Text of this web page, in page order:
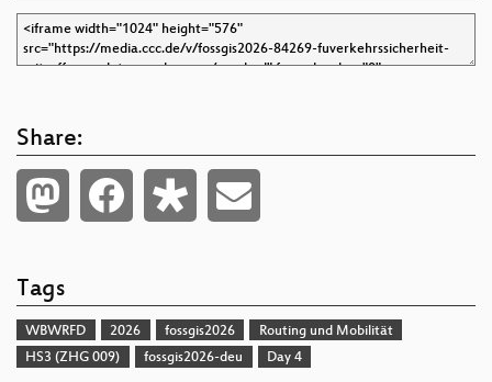
Share:
Tags
WBWRFD 2026 fossgis2026
Routing und Mobilität
HS3 (ZHG 009)
fossgis2026-deu Day 4